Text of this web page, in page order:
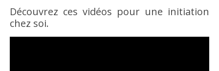
Découvrez ces vidéos pour une initiation
chez soi.